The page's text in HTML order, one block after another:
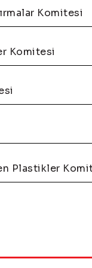
Komitesi
Komitesi
Plastikler